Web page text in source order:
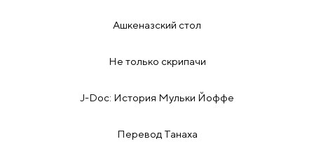
Ашкеназский стол
Не только скрипачи
J-Doc: История Мульки Йоффе
Перевод Танаха